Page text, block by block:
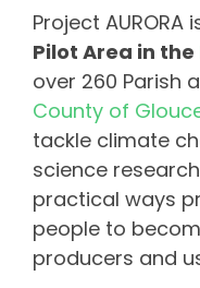
Project
Pilot Area in the
over 260 Parish
County of
tackle climate
science
practical ways
people to
producers and